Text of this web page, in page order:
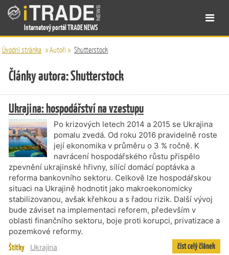
Internetový portál TRADE NEWS
Úvodní stránka »Autoři » Shutterstock
Články autora: Shutterstock
Ukrajina: hospodářství na vzestupu
Po krizových letech 2014 a 2015 se Ukrajina
pomalu zvedá. Od roku 2016 pravidelně roste
její ekonomika v průměru o 3 % ročně. K
navrácení hospodářského růstu přispělo
zpevnění ukrajinské hřivny, sílící domácí poptávka a
reforma bankovního sektoru. Celkově lze hospodářskou
situaci na Ukrajině hodnotit jako makroekonomicky
stabilizovanou, avšak křehkou a s řadou rizik. Další vývoj
bude záviset na implementaci reforem, především v
oblasti finančního sektoru, boje proti korupci, privatizace a
pozemkové reformy.
Štítky Ukrajina číst celý článek